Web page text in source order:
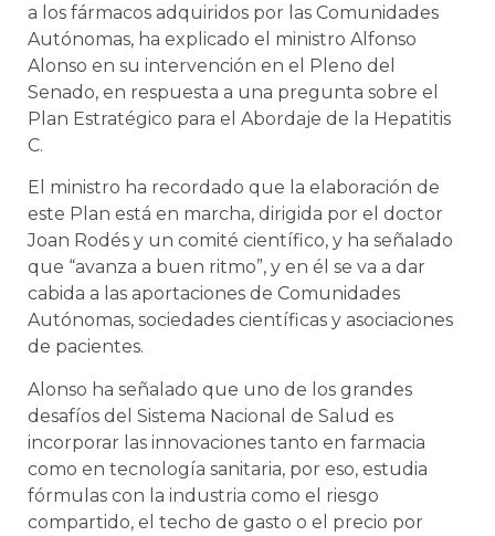
a los fármacos adquiridos por las Comunidades
Autónomas, ha explicado el ministro Alfonso
Alonso en su intervención en el Pleno del
Senado, en respuesta a una pregunta sobre el
Plan Estratégico para el Abordaje de la Hepatitis
C.
El ministro ha recordado que la elaboración de
este Plan está en marcha, dirigida por el doctor
Joan Rodés y un comité científico, y ha señalado
que “avanza a buen ritmo”, y en él se va a dar
cabida a las aportaciones de Comunidades
Autónomas, sociedades científicas y asociaciones
de pacientes.
Alonso ha señalado que uno de los grandes
desafíos del Sistema Nacional de Salud es
incorporar las innovaciones tanto en farmacia
como en tecnología sanitaria, por eso, estudia
fórmulas con la industria como el riesgo
compartido, el techo de gasto o el precio por